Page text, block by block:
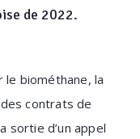
de 2022.
le biométhane, la
contrats de
sortie d’un appel